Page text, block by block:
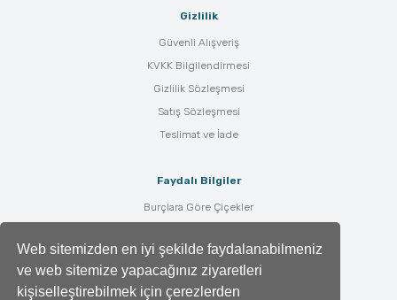
Web sitemizden en iyi şekilde faydalanabilmeniz
ve web sitemize yapacağınız ziyaretleri
kişiselleştirebilmek için çerezlerden
Gizlilik
Güvenli Alışveriş
KVKK Bilgilendirmesi
Gizlilik Sözleşmesi
Satış Sözleşmesi
Teslimat ve İade
Faydalı Bilgiler
Burçlara Göre Çiçekler
Çiçek Anlamları
Tüm Blog Yazıları